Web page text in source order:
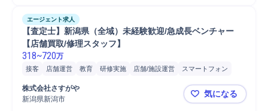
エージェント求人
【査定士】新潟県（全域）未経験歓迎/急成長ベンチャー
【店舗買取/修理スタッフ】
318~720万
接客 店舗運営 教育 研修実施 店舗/施設運営
スマートフォン
チラシ
株式会社さすがや
新潟県新潟市
【査定士】
気になる